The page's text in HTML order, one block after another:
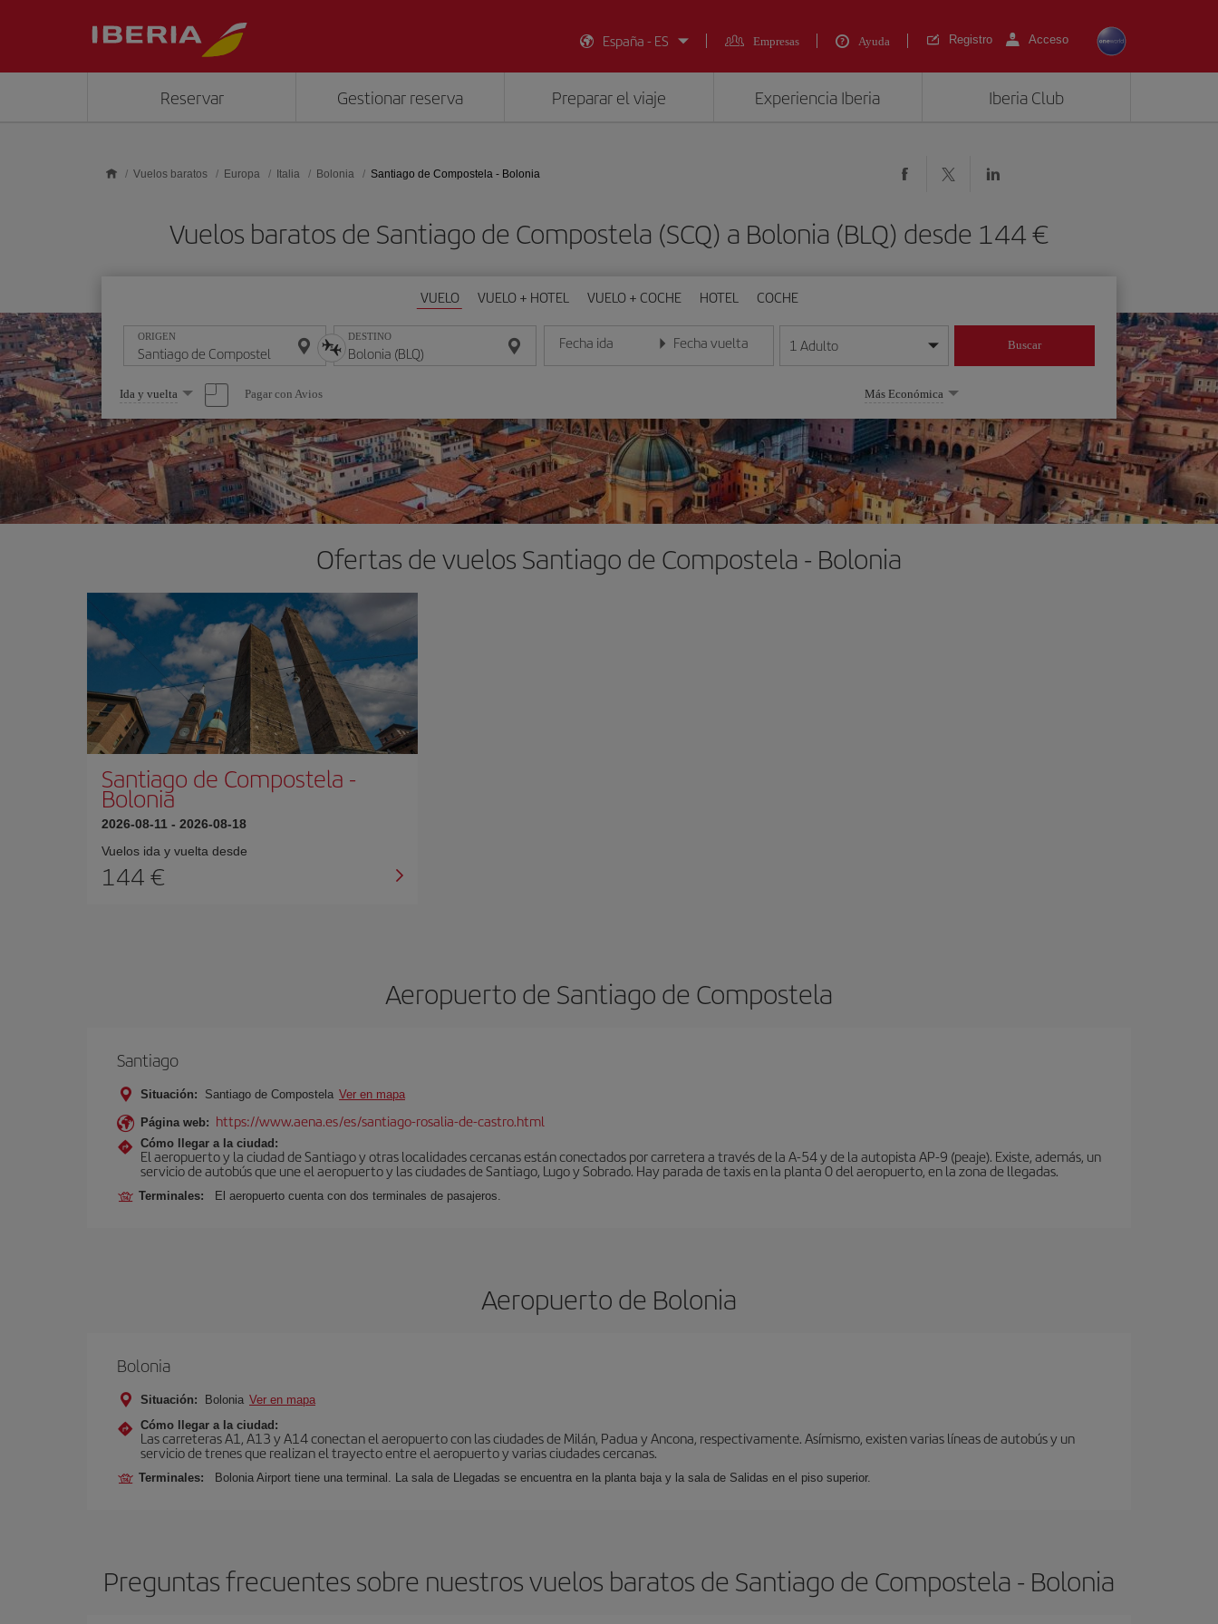
España - ES
Empresas Ayuda Registro Acceso
Reservar Gestionar reserva Preparar el viaje Experiencia Iberia Iberia Club
Vuelos baratos Europa Italia Bolonia Santiago de Compostela - Bolonia
Vuelos baratos de Santiago de Compostela (SCQ) a Bolonia (BLQ) desde 144 €
VUELO VUELO + HOTEL VUELO + COCHE HOTEL COCHE
ORIGEN DESTINO Fecha ida
Introduce la fecha en formato día/mes/año
Fecha vuelta
Introduce la fecha en formato día/mes/año
1 Adulto Buscar
Seleccione
una
opción
Ida y vuelta Pagar con Avios Más Económica
Ofertas de vuelos Santiago de Compostela - Bolonia
Santiago de Compostela -
Bolonia
2026-08-11 - 2026-08-18
Vuelos ida y vuelta desde
144 €
Aeropuerto de Santiago de Compostela
Santiago
Situación: Santiago de Compostela Ver en mapa
Página web: https://www.aena.es/es/santiago-rosalia-de-castro.html
Cómo llegar a la ciudad:
El aeropuerto y la ciudad de Santiago y otras localidades cercanas están conectados por carretera a través de la A-54 y de la autopista AP-9 (peaje). Existe, además, un
servicio de autobús que une el aeropuerto y las ciudades de Santiago, Lugo y Sobrado. Hay parada de taxis en la planta 0 del aeropuerto, en la zona de llegadas.
Terminales: El aeropuerto cuenta con dos terminales de pasajeros.
Aeropuerto de Bolonia
Bolonia
Situación: Bolonia Ver en mapa
Cómo llegar a la ciudad:
Las carreteras A1, A13 y A14 conectan el aeropuerto con las ciudades de Milán, Padua y Ancona, respectivamente. Asímismo, existen varias líneas de autobús y un
servicio de trenes que realizan el trayecto entre el aeropuerto y varias ciudades cercanas.
Terminales: Bolonia Airport tiene una terminal. La sala de Llegadas se encuentra en la planta baja y la sala de Salidas en el piso superior.
Preguntas frecuentes sobre nuestros vuelos baratos de Santiago de Compostela - Bolonia